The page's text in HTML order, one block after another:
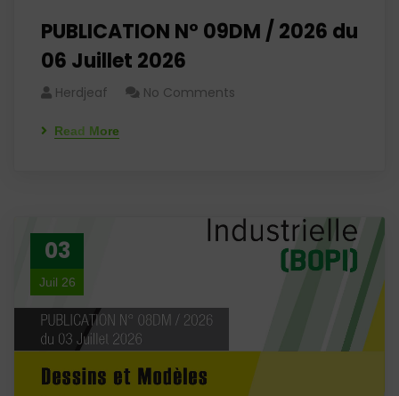
PUBLICATION N° 09DM / 2026 du
06 Juillet 2026
Herdjeaf No Comments
Read More
03
Juil 26